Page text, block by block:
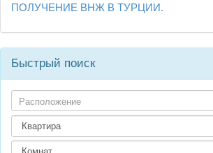
ПОЛУЧЕНИЕ ВНЖ В ТУРЦИИ.
Быстрый поиск
Расположение